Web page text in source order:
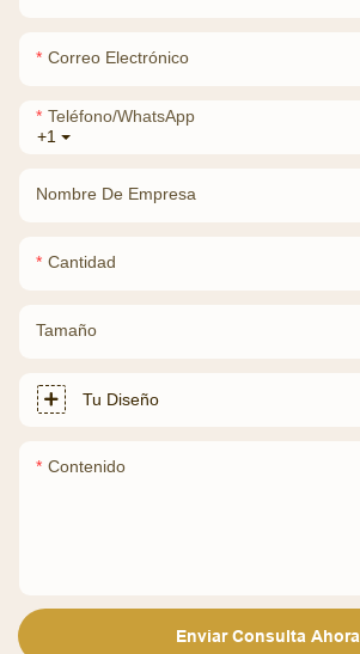
Correo Electrónico
+1
Teléfono/WhatsApp
Nombre De Empresa
Cantidad
Tamaño
Tu Diseño
Contenido
Enviar Consulta Ahora